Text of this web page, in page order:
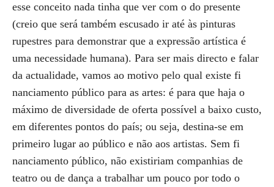
esse conceito nada tinha que ver com o do presente
(creio que será também escusado ir até às pinturas
rupestres para demonstrar que a expressão artística é
uma necessidade humana). Para ser mais directo e falar
da actualidade, vamos ao motivo pelo qual existe fi
nanciamento público para as artes: é para que haja o
máximo de diversidade de oferta possível a baixo custo,
em diferentes pontos do país; ou seja, destina-se em
primeiro lugar ao público e não aos artistas. Sem fi
nanciamento público, não existiriam companhias de
teatro ou de dança a trabalhar um pouco por todo o